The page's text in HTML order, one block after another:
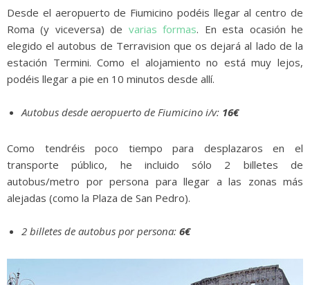
Desde el aeropuerto de Fiumicino podéis llegar al centro de
Roma (y viceversa) de varias formas. En esta ocasión he
elegido el autobus de Terravision que os dejará al lado de la
estación Termini. Como el alojamiento no está muy lejos,
podéis llegar a pie en 10 minutos desde allí.
Autobus desde aeropuerto de Fiumicino i/v: 16€
Como tendréis poco tiempo para desplazaros en el
transporte público, he incluido sólo 2 billetes de
autobus/metro por persona para llegar a las zonas más
alejadas (como la Plaza de San Pedro).
2 billetes de autobus por persona: 6€